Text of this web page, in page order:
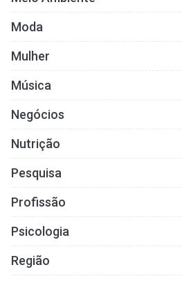
Moda
Mulher
Música
Negócios
Nutrição
Pesquisa
Profissão
Psicologia
Região